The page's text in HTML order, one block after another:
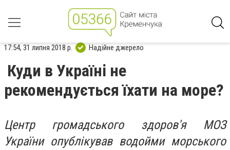
17:54, 31 липня 2018 р. Надійне джерело
Куди в Україні не
рекомендується їхати на море?
Центр громадського здоров'я МОЗ
України опублікував водойми морського